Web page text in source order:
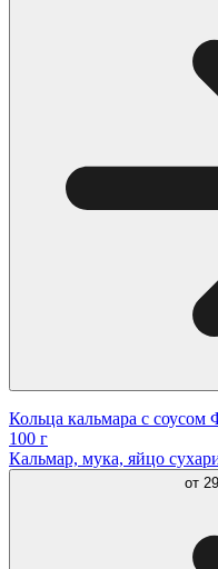
Кольца кальмара с соусом
100 г
Кальмар, мука, яйцо
от